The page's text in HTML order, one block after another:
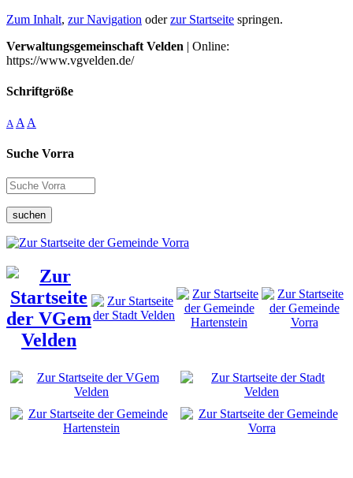
Zum Inhalt, zur Navigation oderzur Startseite springen.
Verwaltungsgemeinschaft Velden | Online:
https://www.vgvelden.de/
Schriftgröße
A A A
Suche Vorra
suchen